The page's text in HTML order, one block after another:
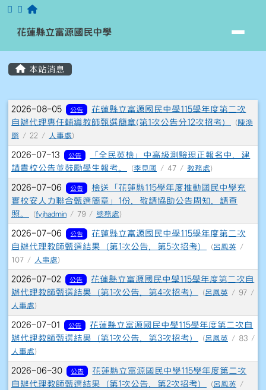
跳至主內容區
花蓮縣立富源國民中學
花蓮縣立富源國民中學
主內容區域
本站消息
文章列表
2026-08-05 公告
花蓮縣立富源國民中學115學年度第二次
自辦代理專任輔導教師甄選簡章(第1次公告分12次招考）
(陳渙
鏘 / 22 / 人事處)
2026-07-13 公告
「全民英檢」中高級測驗現正報名中，建
請貴校公告並鼓勵學生報考。
(李見國 / 47 / 教務處)
2026-07-06 公告
檢送「花蓮縣115學年度推動國民中學充
實校安人力聯合甄選簡章」1份，敬請協助公告周知，請查
照。
(fyjhadmin / 79 / 總務處)
2026-07-06 公告
花蓮縣立富源國民中學115學年度第二次
自辦代理教師甄選結果（第1次公告，第5次招考）
(呂鳳英 /
107 /
人事處)
2026-07-02 公告
花蓮縣立富源國民中學115學年度第二次自
辦代理教師甄選結果（第1次公告，第4次招考）
(呂鳳英 / 97 /
人事處)
2026-07-01 公告
花蓮縣立富源國民中學115學年度第二次自
辦代理教師甄選結果（第1次公告，第3次招考）
(呂鳳英 / 83 /
人事處)
2026-06-30 公告
花蓮縣立富源國民中學115學年度第二次
自辦代理教師甄選結果（第1次公告，第2次招考）
(呂鳳英 /
頁尾區域